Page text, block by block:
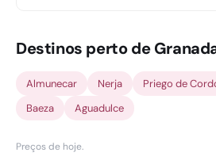
Destinos perto de
Almunecar Nerja Priego de
Baeza
Aguadulce
Preços de hoje.